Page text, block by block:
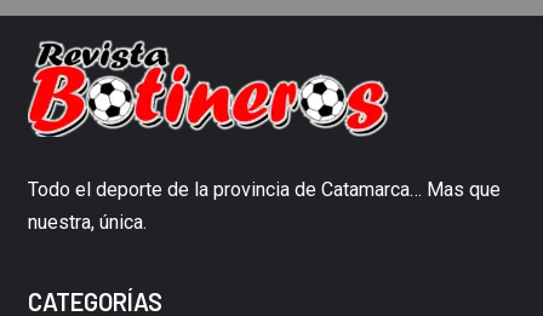
Todo el deporte de la provincia de Catamarca… Mas que
nuestra, única.
CATEGORÍAS